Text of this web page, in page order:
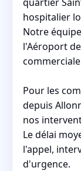
hospitalier
Notre
l'Aéroport
Pour les
depuis
nos
Le délai
l'appel,
d'urgence.